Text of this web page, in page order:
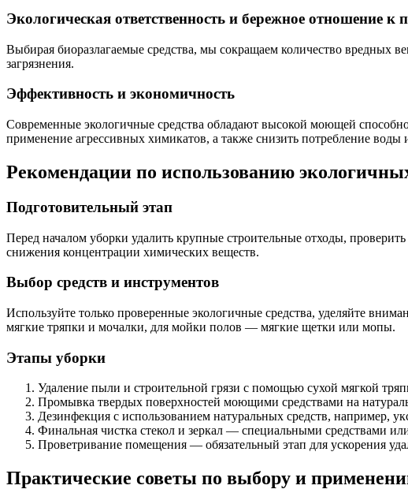
Экологическая ответственность и бережное отношение к
Выбирая биоразлагаемые средства, мы сокращаем количество
загрязнения.
Эффективность и экономичность
Современные экологичные средства обладают высокой моющей
применение агрессивных химикатов, а также снизить потребление воды
Рекомендации по использованию
Подготовительный этап
Перед началом уборки удалить крупные строительные отходы,
снижения концентрации химических веществ.
Выбор средств и инструментов
Используйте только проверенные экологичные средства, уделяйте
мягкие тряпки и мочалки, для мойки полов — мягкие щетки или мопы.
Этапы уборки
Удаление пыли и строительной грязи с помощью сухой мягкой
Промывка твердых поверхностей моющими средствами на
Дезинфекция с использованием натуральных средств, например,
Финальная чистка стекол и зеркал — специальными средствами
Проветривание помещения — обязательный этап для ускорения
Практические советы по выбору и